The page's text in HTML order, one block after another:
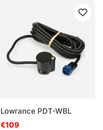
Lowrance PDT-WBL
€109